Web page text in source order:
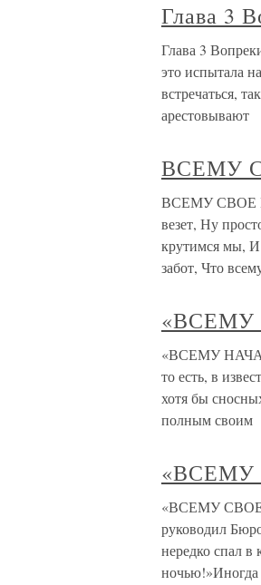
Глава 3
Глава 3
это испытала
встречаться,
арестовывают
ВСЕМУ
ВСЕМУ СВОЕ
везет, Ну
крутимся мы, И
забот, Что
«ВСЕМУ
«ВСЕМУ
то есть, в
хотя бы
полным своим
«ВСЕМУ
«ВСЕМУ СВОЕ
руководил
нередко спал
ночью!»Иногда